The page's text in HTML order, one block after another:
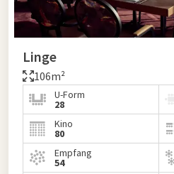
Linge
106m²
U-Form
28
Kino
80
Empfang
54